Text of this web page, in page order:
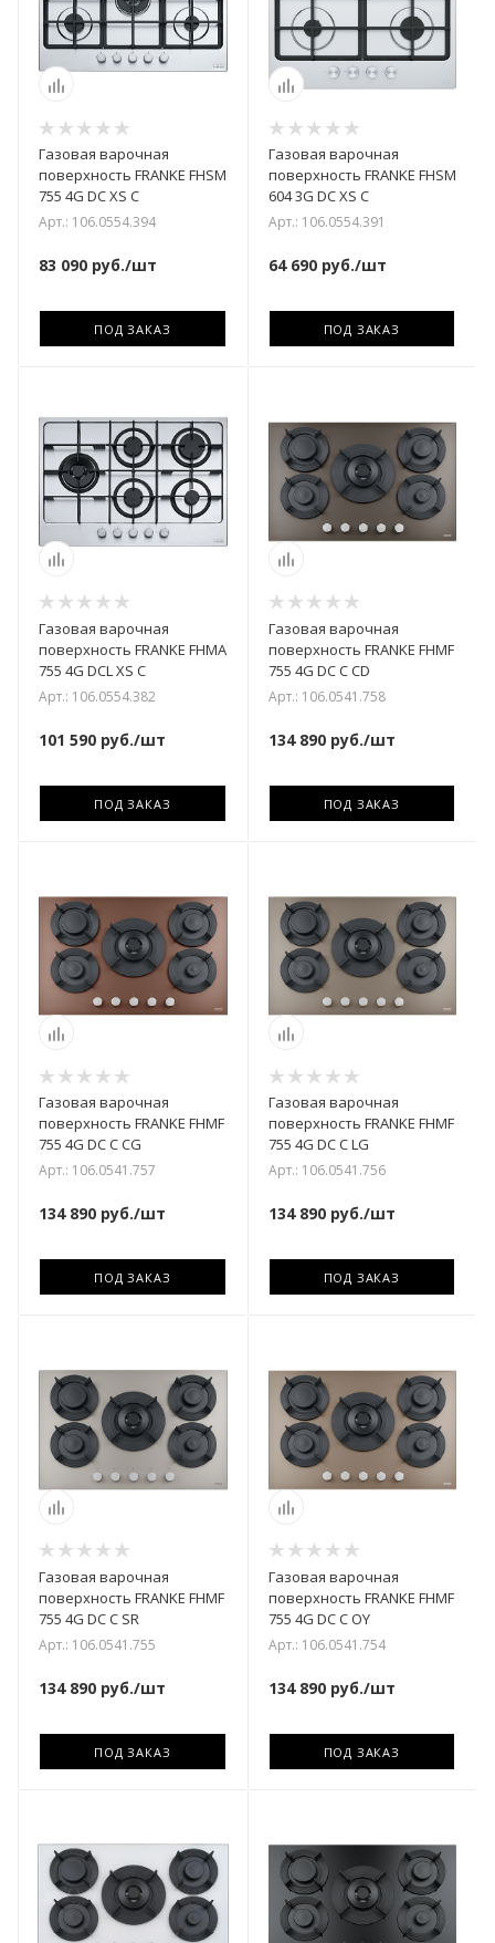
Газовая варочная
поверхность FRANKE FHSM
755 4G DC XS C
Арт.: 106.0554.394
83 090 руб./шт
ПОД ЗАКАЗ
Газовая варочная
поверхность FRANKE FHSM
604 3G DC XS C
Арт.: 106.0554.391
64 690руб./шт
ПОД ЗАКАЗ
Газовая варочная
поверхность FRANKE FHMA
755 4G DCL XS C
Арт.: 106.0554.382
101 590 руб./шт
ПОД ЗАКАЗ
Газовая варочная
поверхность FRANKE FHMF
755 4G DC C CD
Арт.: 106.0541.758
134 890руб./шт
ПОД ЗАКАЗ
Газовая варочная
поверхность FRANKE FHMF
755 4G DC C CG
Арт.: 106.0541.757
134 890 руб./шт
ПОД ЗАКАЗ
Газовая варочная
поверхность FRANKE FHMF
755 4G DC C LG
Арт.: 106.0541.756
134 890руб./шт
ПОД ЗАКАЗ
Газовая варочная
поверхность FRANKE FHMF
755 4G DC C SR
Арт.: 106.0541.755
134 890 руб./шт
ПОД ЗАКАЗ
Газовая варочная
поверхность FRANKE FHMF
755 4G DC C OY
Арт.: 106.0541.754
134 890руб./шт
ПОД ЗАКАЗ